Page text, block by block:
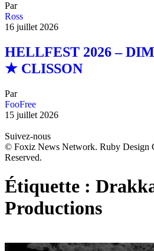
Par
Ross
16 juillet 2026
HELLFEST 2026 –
★ CLISSON
Par
FooFree
15 juillet 2026
Suivez-nous
© Foxiz News Network. Ruby Design
Reserved.
Étiquette :
Productions